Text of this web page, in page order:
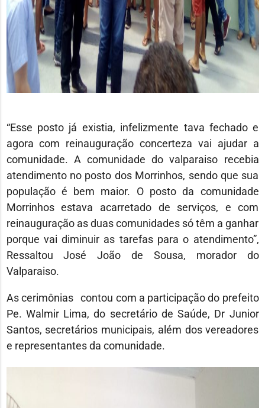
“Esse posto já existia, infelizmente tava fechado e
agora com reinauguração concerteza vai ajudar a
comunidade. A comunidade do valparaiso recebia
atendimento no posto dos Morrinhos, sendo que sua
população é bem maior. O posto da comunidade
Morrinhos estava acarretado de serviços, e com
reinauguração as duas comunidades só têm a ganhar
porque vai diminuir as tarefas para o atendimento”,
Ressaltou José João de Sousa, morador do
Valparaiso.
As cerimônias contou com a participação do prefeito
Pe. Walmir Lima, do secretário de Saúde, Dr Junior
Santos, secretários municipais, além dos vereadores
e representantes da comunidade.